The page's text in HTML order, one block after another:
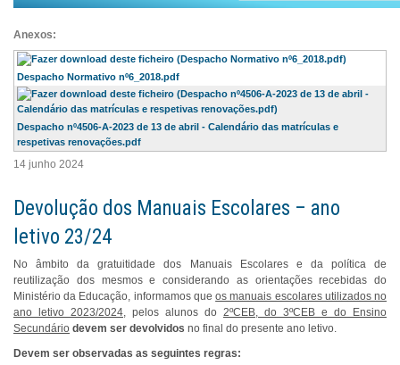
Anexos:
Despacho Normativo nº6_2018.pdf
Despacho nº4506-A-2023 de 13 de abril - Calendário das matrículas e
respetivas renovações.pdf
14 junho 2024
Devolução dos Manuais Escolares – ano
letivo 23/24
No âmbito da gratuitidade dos Manuais Escolares e da política de
reutilização dos mesmos e considerando as orientações recebidas do
Ministério da Educação, informamos queos manuais escolares utilizados no
ano letivo 2023/2024, pelos alunos do 2ºCEB, do 3ºCEB e do Ensino
Secundário devem ser devolvidos no final do presente ano letivo.
Devem ser observadas as seguintes regras: